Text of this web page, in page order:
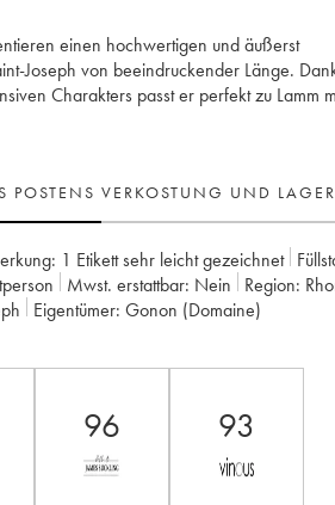
einen hochwertigen und äußerst
Joseph von beeindruckender Länge.
Charakters passt er perfekt zu Lamm
POSTENS VERKOSTUNG UND
1 Etikett sehr leicht gezeichnet
Mwst. erstattbar: nein Region:
Eigentümer: Gonon (Domaine)
96 93